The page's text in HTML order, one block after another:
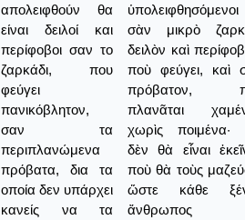
απολειφθούν θα
είναι δειλοί και
περίφοβοι σαν το
ζαρκάδι, που
φεύγει
πανικόβλητον,
σαν τα
περιπλανώμενα
πρόβατα, δια τα
οποία δεν υπάρχει
κανείς να τα
ὑπολειφθησόμενοι
σὰν μικρὸ
δειλὸν καὶ
ποὺ φεύγει, καὶ
πρόβατον,
πλανᾶται
χωρὶς ποιμένα·
δὲν θὰ εἶναι
ποὺ θὰ τοὺς
ὥστε κάθε
ἄνθρωπος